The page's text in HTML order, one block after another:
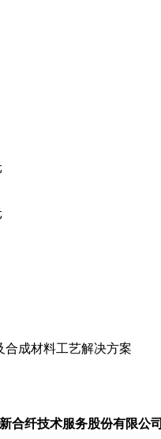
合成材料工艺解决方案
合纤技术服务股份有限公司